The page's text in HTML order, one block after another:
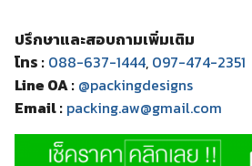
ปรึกษาและสอบถามเพิ่มเติม
โทร : 088-637-1444, 097-474-2351
Line OA : @packingdesigns
Email : packing.aw@gmail.com